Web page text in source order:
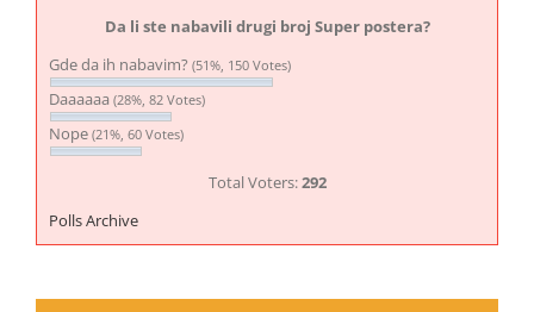
Da li ste nabavili drugi broj Super postera?
Gde da ih nabavim? (51%, 150 Votes)
Daaaaaa (28%, 82 Votes)
Nope (21%, 60 Votes)
Total Voters:292
Polls Archive